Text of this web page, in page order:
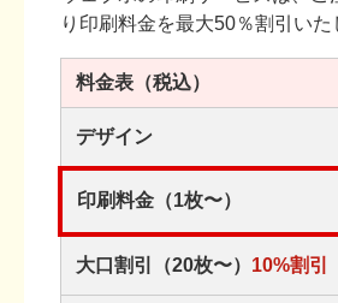
り印刷料金を最大50％割引いた
料金表 （税込）
デザイン
印刷料金（1枚〜）
大口割引（20枚〜） 10%割引